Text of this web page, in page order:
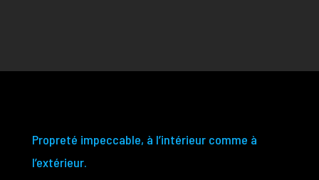
Propreté impeccable, à l’intérieur comme à
l’extérieur.